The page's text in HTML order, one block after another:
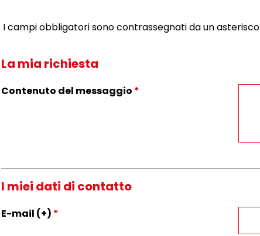
I campi obbligatori sono contrassegnati da un asterisco
La mia richiesta
Contenuto del messaggio *
I miei dati di contatto
E-mail (+) *